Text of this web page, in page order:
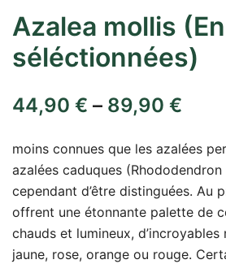
Azalea mollis
séléctionnées)
44,90 € – 89,90 €
moins connues que les azalées
azalées caduques
cependant d’être distinguées. Au
offrent une étonnante palette de
chauds et lumineux, d’incroyables
jaune, rose, orange ou rouge.